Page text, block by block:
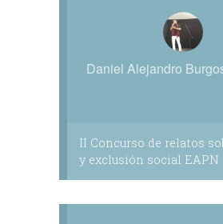
Daniel Alejandro
II Concurso de relatos
y exclusión social EAPN